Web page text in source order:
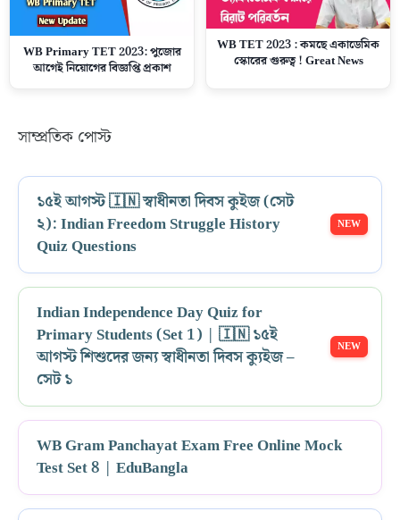
WB Primary TET 2023: পুজোর
আগেই নিয়োগের বিজ্ঞপ্তি প্রকাশ
WB TET 2023 : কমছে একাডেমিক
স্কোরের গুরুত্ব ! Great News
সাম্প্রতিক পোস্ট
১৫ই আগস্ট 🇮🇳 স্বাধীনতা দিবস কুইজ (সেট
২): Indian Freedom Struggle History
Quiz Questions
Indian Independence Day Quiz for
Primary Students (Set 1) | 🇮🇳 ১৫ই
আগস্ট শিশুদের জন্য স্বাধীনতা দিবস ক্যুইজ –
সেট ১
WB Gram Panchayat Exam Free Online Mock
Test Set 8 | EduBangla